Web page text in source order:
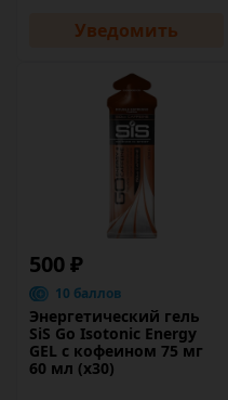
Уведомить
500 ₽
10 баллов
Энергетический гель
SiS Go Isotonic Energy
GEL c кофеином 75 мг
60 мл (х30)